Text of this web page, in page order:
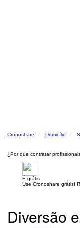
Cronoshare Domicílio
¿Por que contratar
É grátis
Use Cronoshare grátis!
Diversão